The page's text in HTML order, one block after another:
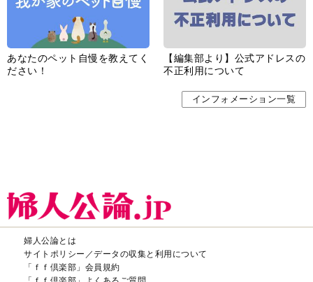
あなたのペット自慢を教えてく
ださい！
【編集部より】公式アドレスの
不正利用について
インフォメーション一覧
婦人公論とは
サイトポリシー／データの収集と利用について
「ｆｆ倶楽部」会員規約